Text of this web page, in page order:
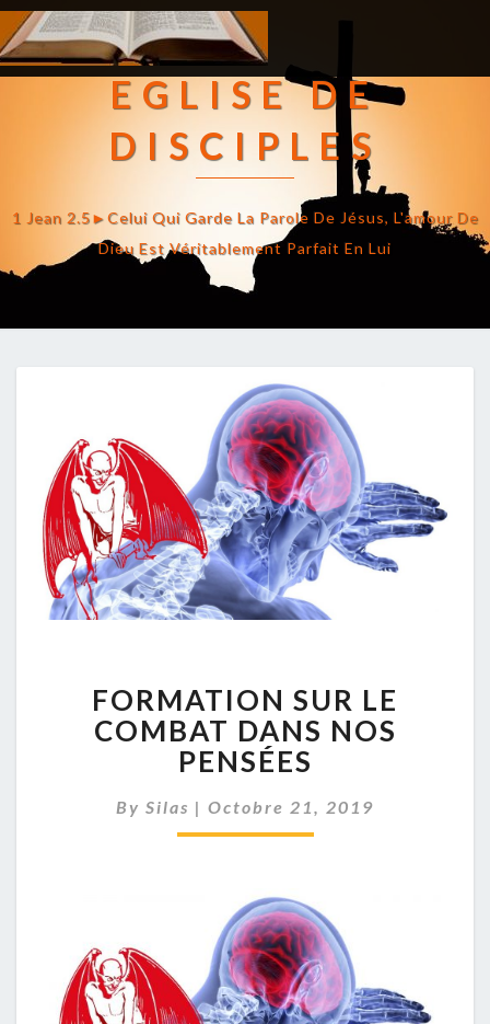
EGLISE DE
DISCIPLES
1 Jean 2.5►celui Qui Garde La Parole De Jésus, L'amour De
Dieu Est Véritablement Parfait En Lui
SUR
LE
COMBAT
DANS
PENSÉES
FORMATION SUR LE
COMBAT DANS NOS
PENSÉES
By Silas | Octobre 21, 2019